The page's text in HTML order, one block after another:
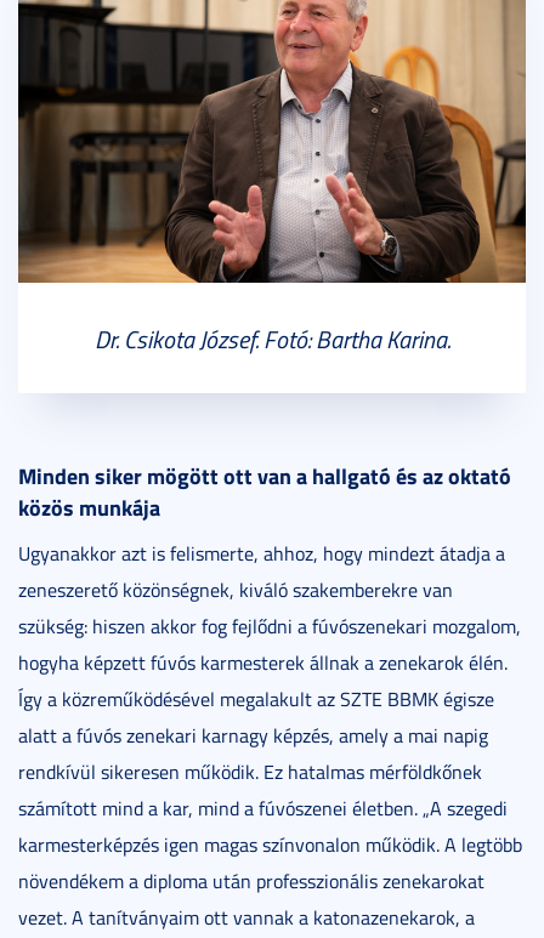
Dr. Csikota József. Fotó: Bartha Karina.
Minden siker mögött ott van a hallgató és az oktató
közös munkája
Ugyanakkor azt is felismerte, ahhoz, hogy mindezt átadja a
zeneszerető közönségnek, kiváló szakemberekre van
szükség: hiszen akkor fog fejlődni a fúvószenekari mozgalom,
hogyha képzett fúvós karmesterek állnak a zenekarok élén.
Így a közreműködésével megalakult az SZTE BBMK égisze
alatt a fúvós zenekari karnagy képzés, amely a mai napig
rendkívül sikeresen működik. Ez hatalmas mérföldkőnek
számított mind a kar, mind a fúvószenei életben. „A szegedi
karmesterképzés igen magas színvonalon működik. A legtöbb
növendékem a diploma után professzionális zenekarokat
vezet. A tanítványaim ott vannak a katonazenekarok, a